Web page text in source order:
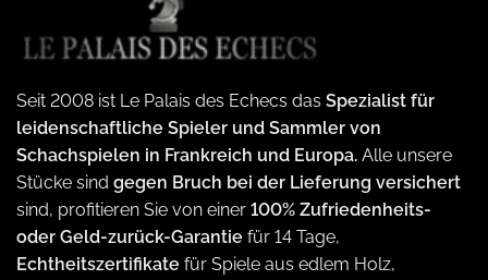
Seit 2008 ist Le Palais des Echecs das Spezialist für
leidenschaftliche Spieler und Sammler von
Schachspielen in Frankreich und Europa. Alle unsere
Stücke sind gegen Bruch bei der Lieferung versichert
sind, profitieren Sie von einer 100% Zufriedenheits-
oder Geld-zurück-Garantie für 14 Tage,
Echtheitszertifikate für Spiele aus edlem Holz,